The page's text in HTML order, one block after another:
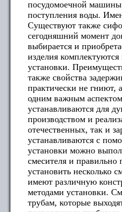
посудомоечной машины
поступления воды.
Существуют также
сегодняшний момент
выбирается и
изделия
установки.
также свойства
практически не гниют,
одним важным аспектом
устанавливаются для
производством и
отечественных, так и
устанавливаются с
установки можно
смесителя и
установить несколько
имеют различную
методами установки.
трубам, которые